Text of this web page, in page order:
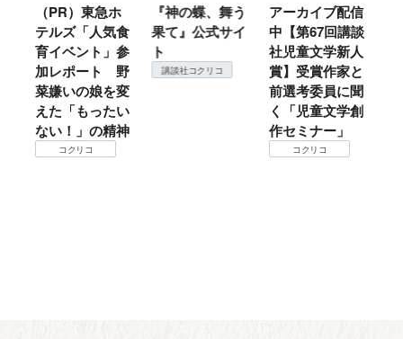
『神の蝶、舞う
果て』公式サイ
ト
講談社コクリコ
アーカイブ配信
中【第67回講談
社児童文学新人
賞】受賞作家と
仙台の冬は東北
地方では温
暖？ 本当のと
ころは仙台に来
て検証すべし！
コクリコ